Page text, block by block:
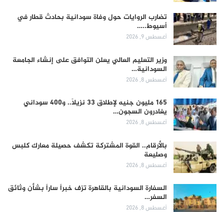
تضارب الروايات حول وفاة سودانية بحادث قطار في
أسيوط..…
أغسطس 9, 2026
وزير التعليم العالي يعلن التوافق على إنشاء الجامعة
السودانية…
أغسطس 8, 2026
165 مليون جنيه لإطلاق 33 نزيلاً.. و400 سوداني
يغادرون السجون…
أغسطس 8, 2026
بالأرقام.. القوة المشتركة تكشف حصيلة معارك كلبس
وصليعة
أغسطس 8, 2026
السفارة السودانية بالقاهرة تزف خبراً ساراً بشأن وثائق
السفر…
أغسطس 8, 2026